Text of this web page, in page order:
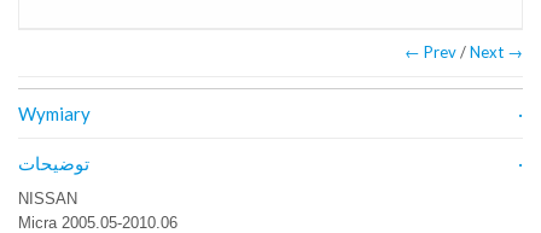
← Prev/Next →
Wymiary
توضیحات
NISSAN
Micra 2005.05-2010.06